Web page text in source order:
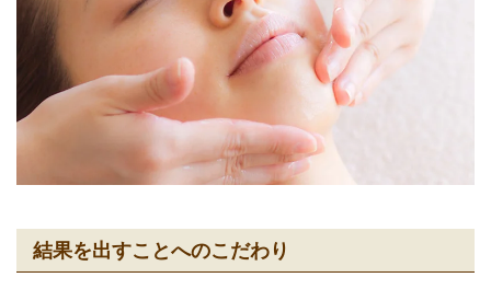
結果を出すことへのこだわり